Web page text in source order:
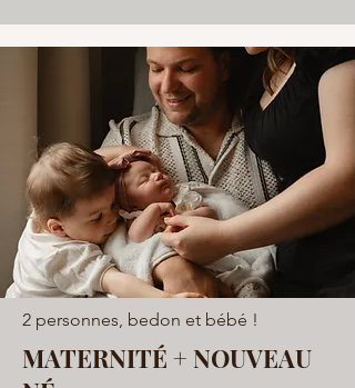
2 personnes, bedon et bébé !
MATERNITÉ + NOUVEAU